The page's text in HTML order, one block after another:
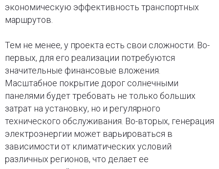
экономическую эффективность транспортных
маршрутов.
Тем не менее, у проекта есть свои сложности. Во-
первых, для его реализации потребуются
значительные финансовые вложения.
Масштабное покрытие дорог солнечными
панелями будет требовать не только больших
затрат на установку, но и регулярного
технического обслуживания. Во-вторых, генерация
электроэнергии может варьироваться в
зависимости от климатических условий
различных регионов, что делает ее